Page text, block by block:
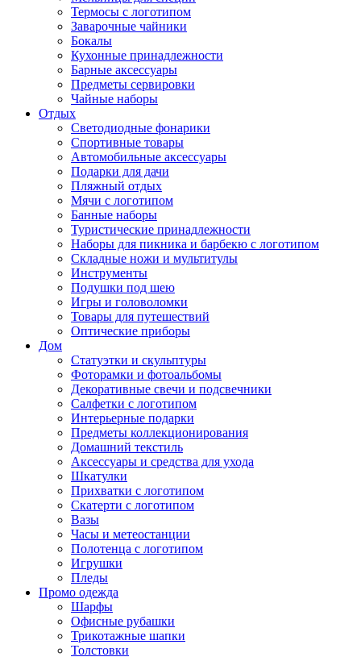
Термосы с логотипом
Заварочные чайники
Бокалы
Кухонные принадлежности
Барные аксессуары
Предметы сервировки
Чайные наборы
Отдых
Светодиодные фонарики
Спортивные товары
Автомобильные аксессуары
Подарки для дачи
Пляжный отдых
Мячи с логотипом
Банные наборы
Туристические принадлежности
Наборы для пикника и барбекю с логотипом
Складные ножи и мультитулы
Инструменты
Подушки под шею
Игры и головоломки
Товары для путешествий
Оптические приборы
Дом
Статуэтки и скульптуры
Фоторамки и фотоальбомы
Декоративные свечи и подсвечники
Салфетки с логотипом
Интерьерные подарки
Предметы коллекционирования
Домашний текстиль
Аксессуары и средства для ухода
Шкатулки
Прихватки с логотипом
Скатерти с логотипом
Вазы
Часы и метеостанции
Полотенца с логотипом
Игрушки
Пледы
Промо одежда
Шарфы
Офисные рубашки
Трикотажные шапки
Толстовки